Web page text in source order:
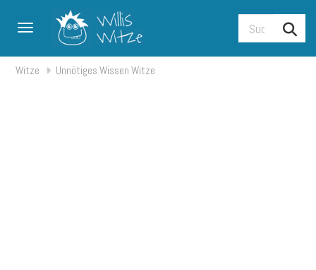
Toggle navigation
Witze Unnötiges Wissen Witze